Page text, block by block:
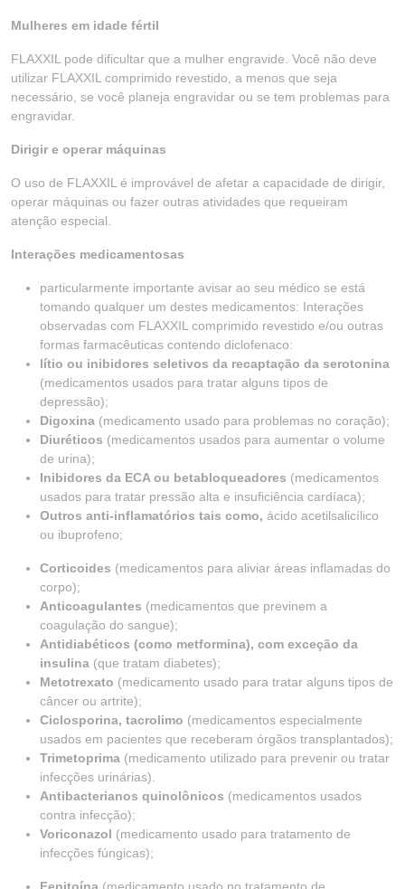
Mulheres em idade fértil
FLAXXIL pode dificultar que a mulher engravide. Você não deve
utilizar FLAXXIL comprimido revestido, a menos que seja
necessário, se você planeja engravidar ou se tem problemas para
engravidar.
Dirigir e operar máquinas
O uso de FLAXXIL é improvável de afetar a capacidade de dirigir,
operar máquinas ou fazer outras atividades que requeiram
atenção especial.
Interações medicamentosas
particularmente importante avisar ao seu médico se está
tomando qualquer um destes medicamentos: Interações
observadas com FLAXXIL comprimido revestido e/ou outras
formas farmacêuticas contendo diclofenaco:
lítio ou inibidores seletivos da recaptação da serotonina
(medicamentos usados para tratar alguns tipos de
depressão);
Digoxina (medicamento usado para problemas no coração);
Diuréticos (medicamentos usados para aumentar o volume
de urina);
Inibidores da ECA ou betabloqueadores (medicamentos
usados para tratar pressão alta e insuficiência cardíaca);
Outros anti-inflamatórios tais como, ácido acetilsalicílico
ou ibuprofeno;
Corticoides (medicamentos para aliviar áreas inflamadas do
corpo);
Anticoagulantes (medicamentos que previnem a
coagulação do sangue);
Antidiabéticos (como metformina), com exceção da
insulina (que tratam diabetes);
Metotrexato (medicamento usado para tratar alguns tipos de
câncer ou artrite);
Ciclosporina, tacrolimo (medicamentos especialmente
usados em pacientes que receberam órgãos transplantados);
Trimetoprima (medicamento utilizado para prevenir ou tratar
infecções urinárias).
Antibacterianos quinolônicos (medicamentos usados
contra infecção);
Voriconazol (medicamento usado para tratamento de
infecções fúngicas);